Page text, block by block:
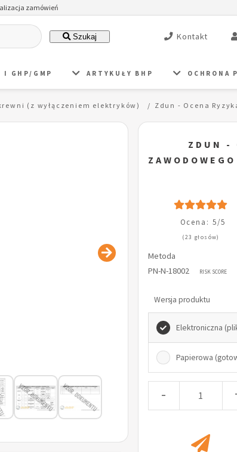
zamówień
Szukaj Kontakt
I GHP/GMP ARTYKUŁY BHP OCHRONA
(z wyłączeniem elektryków) Zdun - Ocena
ZDUN -
Ocena: 5/5
(23 głosów)
Metoda
PN-N-18002
RISK SCORE
Wersja produktu
Elektroniczna
Papierowa
-